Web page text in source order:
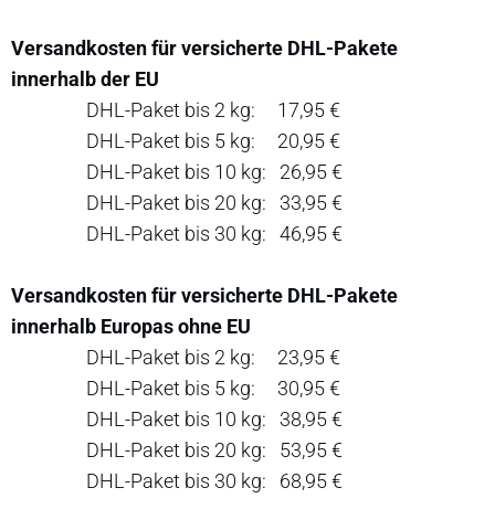
Versandkosten für versicherte DHL-Pakete
innerhalb der EU
DHL-Paket bis 2 kg: 17,95 €
DHL-Paket bis 5 kg: 20,95 €
DHL-Paket bis 10 kg: 26,95 €
DHL-Paket bis 20 kg: 33,95 €
DHL-Paket bis 30 kg: 46,95 €
Versandkosten für versicherte DHL-Pakete
innerhalb Europas ohne EU
DHL-Paket bis 2 kg: 23,95 €
DHL-Paket bis 5 kg: 30,95 €
DHL-Paket bis 10 kg: 38,95 €
DHL-Paket bis 20 kg: 53,95 €
DHL-Paket bis 30 kg: 68,95 €